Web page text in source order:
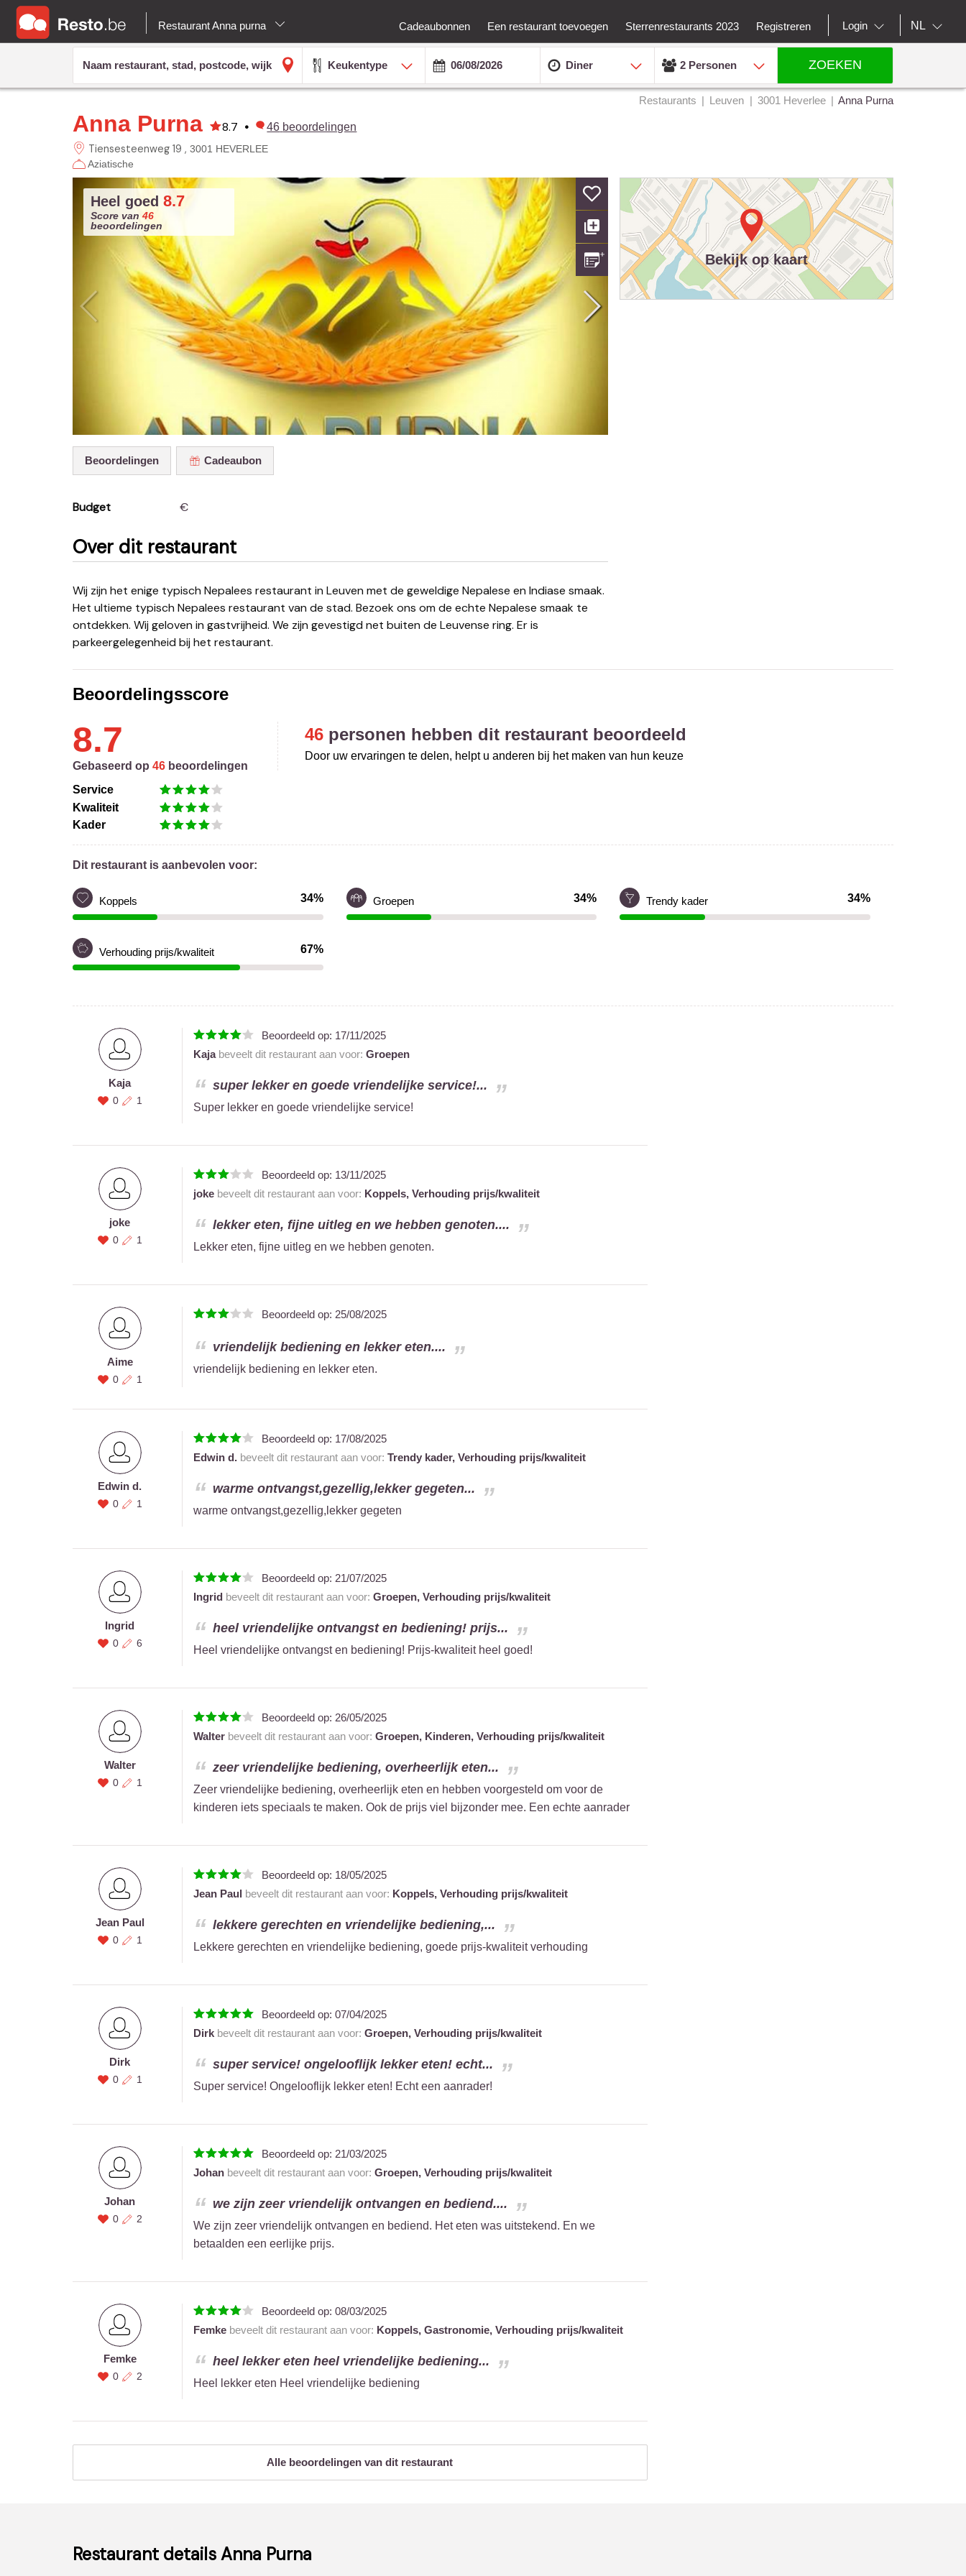
Restaurant Anna purna Cadeaubonnen Een restaurant toevoegen Sterrenrestaurants 2023 Registreren Login NL
Keukentype Diner 2 Personen ZOEKEN
Restaurants Leuven 3001 Heverlee Anna Purna
Anna Purna 8.7 • 46 beoordelingen
Tiensesteenweg 19
3001 HEVERLEE
Aziatische
Heel goed 8.7
Score van 46
beoordelingen
Beoordelingen Cadeaubon
Budget €
Over dit restaurant
Wij zijn het enige typisch Nepalees restaurant in Leuven met de geweldige Nepalese en Indiase smaak.
Het ultieme typisch Nepalees restaurant van de stad. Bezoek ons ​​om de echte Nepalese smaak te
ontdekken. Wij geloven in gastvrijheid. We zijn gevestigd net buiten de Leuvense ring. Er is
parkeergelegenheid bij het restaurant.
Bekijk op kaart
Beoordelingsscore
8.7
Gebaseerd op 46 beoordelingen
Service
Kwaliteit
Kader
46 personen hebben dit restaurant beoordeeld
Door uw ervaringen te delen, helpt u anderen bij het maken van hun keuze
Dit restaurant is aanbevolen voor:
Koppels 34% Groepen 34% Trendy kader 34%
Verhouding prijs/kwaliteit 67%
Kaja
0 1
Beoordeeld op: 17/11/2025
Kajabeveelt dit restaurant aan voor: Groepen
super lekker en goede vriendelijke service!...
Super lekker en goede vriendelijke service!
joke
0 1
Beoordeeld op: 13/11/2025
jokebeveelt dit restaurant aan voor: Koppels, Verhouding prijs/kwaliteit
lekker eten, fijne uitleg en we hebben genoten....
Lekker eten, fijne uitleg en we hebben genoten.
Aime
0 1
Beoordeeld op: 25/08/2025
vriendelijk bediening en lekker eten....
vriendelijk bediening en lekker eten.
Edwin d.
0 1
Beoordeeld op: 17/08/2025
Edwin d.beveelt dit restaurant aan voor: Trendy kader, Verhouding prijs/kwaliteit
warme ontvangst,gezellig,lekker gegeten...
warme ontvangst,gezellig,lekker gegeten
Ingrid
0 6
Beoordeeld op: 21/07/2025
Ingrid beveelt dit restaurant aan voor: Groepen, Verhouding prijs/kwaliteit
heel vriendelijke ontvangst en bediening! prijs...
Heel vriendelijke ontvangst en bediening! Prijs-kwaliteit heel goed!
Walter
0 1
Beoordeeld op: 26/05/2025
Walterbeveelt dit restaurant aan voor: Groepen, Kinderen, Verhouding prijs/kwaliteit
zeer vriendelijke bediening, overheerlijk eten...
Zeer vriendelijke bediening, overheerlijk eten en hebben voorgesteld om voor de
kinderen iets speciaals te maken. Ook de prijs viel bijzonder mee. Een echte aanrader
Jean Paul
0 1
Beoordeeld op: 18/05/2025
Jean Paul beveelt dit restaurant aan voor: Koppels, Verhouding prijs/kwaliteit
lekkere gerechten en vriendelijke bediening,...
Lekkere gerechten en vriendelijke bediening, goede prijs-kwaliteit verhouding
Dirk
0 1
Beoordeeld op: 07/04/2025
Dirkbeveelt dit restaurant aan voor: Groepen, Verhouding prijs/kwaliteit
super service! ongelooflijk lekker eten! echt...
Super service! Ongelooflijk lekker eten! Echt een aanrader!
Johan
0 2
Beoordeeld op: 21/03/2025
Johanbeveelt dit restaurant aan voor: Groepen, Verhouding prijs/kwaliteit
we zijn zeer vriendelijk ontvangen en bediend....
We zijn zeer vriendelijk ontvangen en bediend. Het eten was uitstekend. En we
betaalden een eerlijke prijs.
Femke
0 2
Beoordeeld op: 08/03/2025
Femkebeveelt dit restaurant aan voor: Koppels, Gastronomie, Verhouding prijs/kwaliteit
heel lekker eten heel vriendelijke bediening...
Heel lekker eten Heel vriendelijke bediening
Alle beoordelingen van dit restaurant
Restaurant detailsAnna Purna